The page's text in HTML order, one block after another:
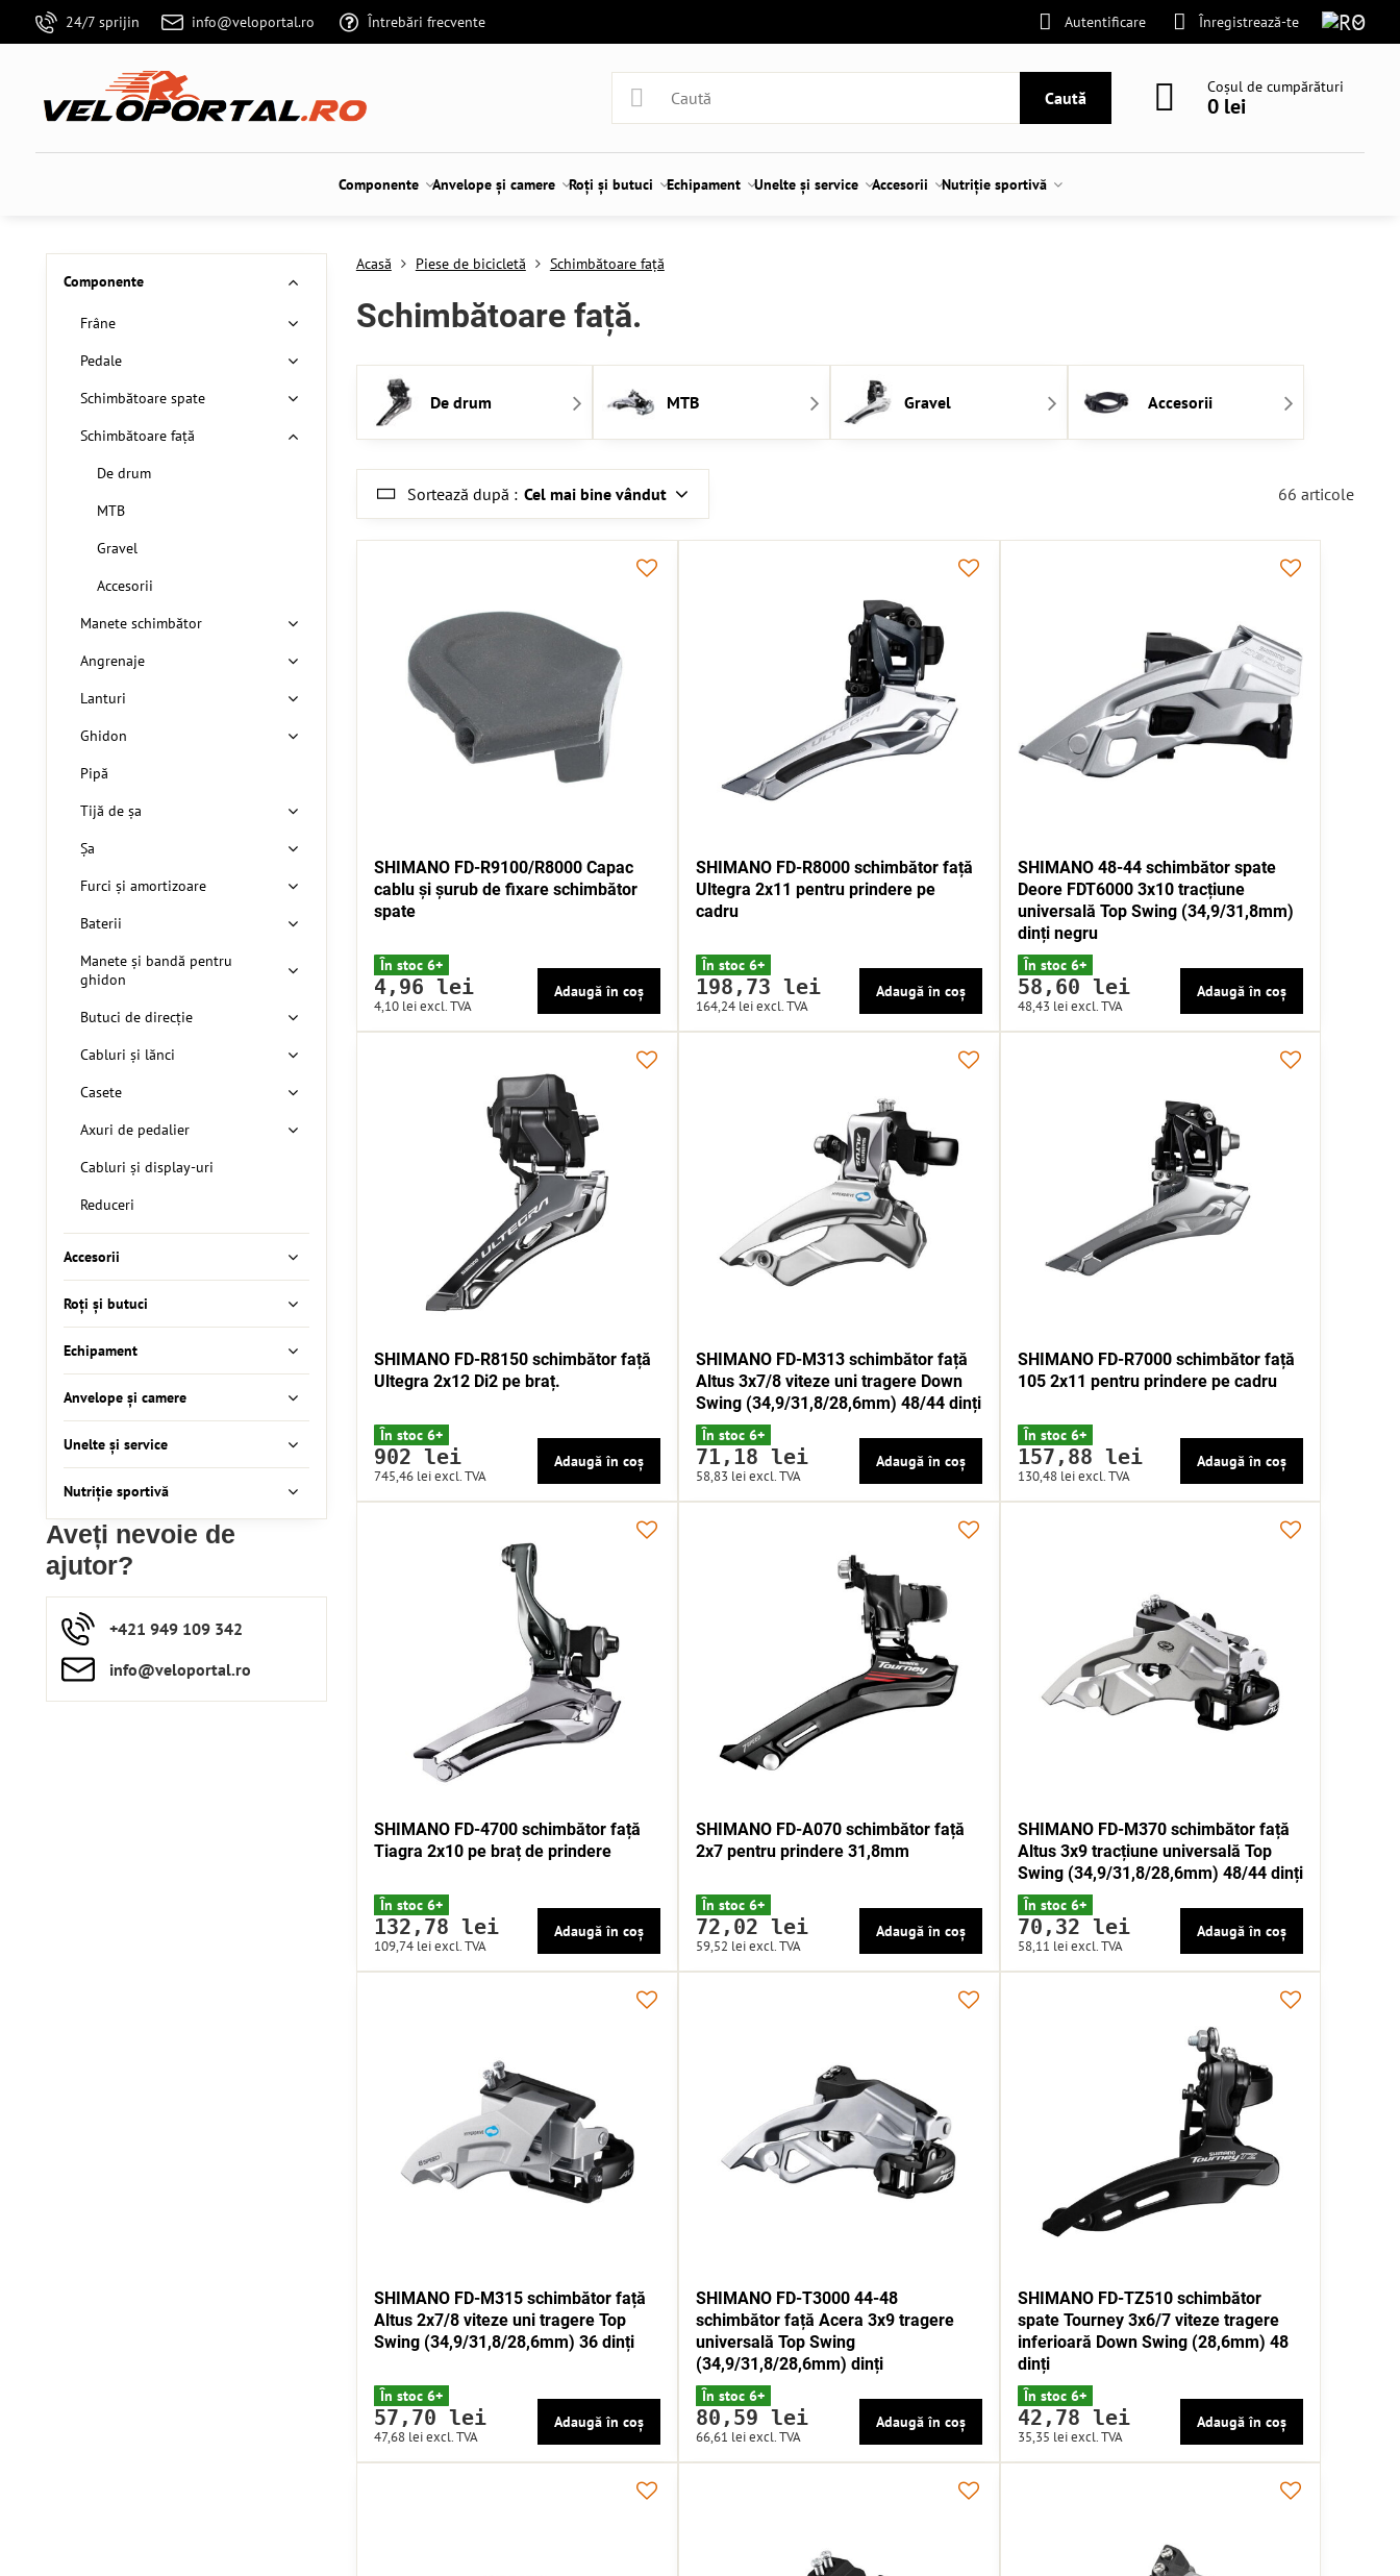
24/7 sprijin info@veloportal.ro Întrebări frecvente Autentificare Înregistrează-te
Caută
Coșul de cumpărături
0 lei
Componente Anvelope și camere Roți și butuci Echipament Unelte și service Accesorii Nutriție sportivă
Acasă Piese de bicicletă Schimbătoare față
Schimbătoare față.
De drum MTB Gravel Accesorii
Sortează după : Cel mai bine vândut 66 articole
SHIMANO FD-R9100/R8000 Capac
cablu și șurub de fixare schimbător
spate
În stoc 6+
4,96 lei
4,10 leiexcl. TVA
Adaugă în coș
SHIMANO FD-R8000 schimbător față
Ultegra 2x11 pentru prindere pe
cadru
În stoc 6+
198,73 lei
164,24 leiexcl. TVA
Adaugă în coș
SHIMANO 48-44 schimbător spate
Deore FDT6000 3x10 tracțiune
universală Top Swing (34,9/31,8mm)
dinți negru
În stoc 6+
58,60 lei
48,43 leiexcl. TVA
Adaugă în coș
SHIMANO FD-R8150 schimbător față
Ultegra 2x12 Di2 pe braț.
În stoc 6+
902 lei
745,46 leiexcl. TVA
Adaugă în coș
SHIMANO FD-M313 schimbător față
Altus 3x7/8 viteze uni tragere Down
Swing (34,9/31,8/28,6mm) 48/44 dinți
În stoc 6+
71,18 lei
58,83 leiexcl. TVA
Adaugă în coș
SHIMANO FD-R7000 schimbător față
105 2x11 pentru prindere pe cadru
În stoc 6+
157,88 lei
130,48 leiexcl. TVA
Adaugă în coș
SHIMANO FD-4700 schimbător față
Tiagra 2x10 pe braț de prindere
În stoc 6+
132,78 lei
109,74 leiexcl. TVA
Adaugă în coș
SHIMANO FD-A070 schimbător față
2x7 pentru prindere 31,8mm
În stoc 6+
72,02 lei
59,52 leiexcl. TVA
Adaugă în coș
SHIMANO FD-M370 schimbător față
Altus 3x9 tracțiune universală Top
Swing (34,9/31,8/28,6mm) 48/44 dinți
În stoc 6+
70,32 lei
58,11 leiexcl. TVA
Adaugă în coș
SHIMANO FD-M315 schimbător față
Altus 2x7/8 viteze uni tragere Top
Swing (34,9/31,8/28,6mm) 36 dinți
În stoc 6+
57,70 lei
47,68 leiexcl. TVA
Adaugă în coș
SHIMANO FD-T3000 44-48
schimbător față Acera 3x9 tragere
universală Top Swing
(34,9/31,8/28,6mm) dinți
În stoc 6+
80,59 lei
66,61 leiexcl. TVA
Adaugă în coș
SHIMANO FD-TZ510 schimbător
spate Tourney 3x6/7 viteze tragere
inferioară Down Swing (28,6mm) 48
dinți
În stoc 6+
42,78 lei
35,35 leiexcl. TVA
Adaugă în coș
Aveți nevoie de
ajutor?
+421 949 109 342
info​​@veloportal​.ro
Componente
Frâne
Pedale
Schimbătoare spate
Schimbătoare față
De drum
MTB
Gravel
Accesorii
Manete schimbător
Angrenaje
Lanturi
Ghidon
Pipă
Tijă de șa
Șa
Furci și amortizoare
Baterii
Manete și bandă pentru
ghidon
Butuci de direcție
Cabluri și lănci
Casete
Axuri de pedalier
Cabluri și display-uri
Reduceri
Accesorii
Roți și butuci
Echipament
Anvelope și camere
Unelte și service
Nutriție sportivă